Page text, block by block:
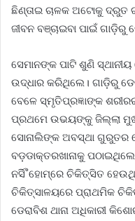
ଛିଣ୍ତାଇ ଚାଳକ ଅଟୋକୁ ଦ୍ରୁତ
ଜୀବନ ବଞ୍ଚାଇବା ପାଇଁ
ସେମାନଙ୍କ ପାଟି ଶୁଣି
ଉଦ୍ଧାର କରିଥିଲେ। ଗାଡ଼ିରୁ
ବେଳେ ସ୍ମୃତିପ୍ରଜ୍ଞାଙ୍କ
ପ୍ରଥମେ ଉଭୟଙ୍କୁ ଜିଲ୍ଲା
ସୋନାଲିଙ୍କ ଅବସ୍ଥା ଗୁରୁତର
ବଡ଼ଡାକ୍ତରଖାନାକୁ
ନର୍ସି˚ହୋମ୍ରେ ଚିକିତ୍ସିତ
ଚିକିତ୍ସାଳୟରେ ପ୍ରାଥମିକ
ଡେରାବିଶ ଥାନା ଅଧିକାରୀ